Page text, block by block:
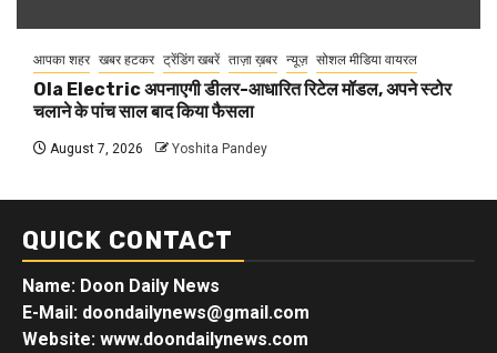
आपका शहर खबर हटकर ट्रेंडिंग खबरें ताज़ा ख़बर न्यूज़ सोशल मीडिया वायरल
Ola Electric अपनाएगी डीलर-आधारित रिटेल मॉडल, अपने स्टोर
चलाने के पांच साल बाद किया फैसला
August 7, 2026 Yoshita Pandey
QUICK CONTACT
Name: Doon Daily News
E-Mail: doondailynews@gmail.com
Website: www.doondailynews.com